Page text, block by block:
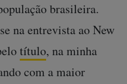
brasileira.
na entrevista ao New
título, na minha
com a maior